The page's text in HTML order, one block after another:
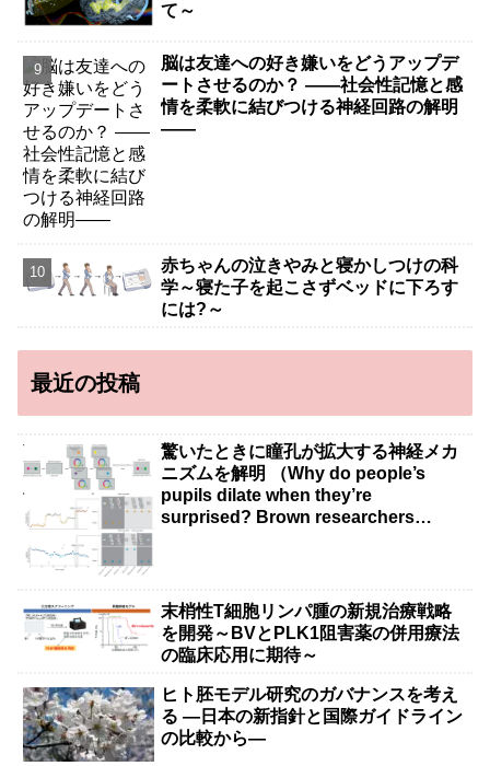
て～
脳は友達への好き嫌いをどうアップデ
ートさせるのか？ ――社会性記憶と感
情を柔軟に結びつける神経回路の解明
――
赤ちゃんの泣きやみと寝かしつけの科
学～寝た子を起こさずベッドに下ろす
には?～
最近の投稿
驚いたときに瞳孔が拡大する神経メカ
ニズムを解明 （Why do people’s
pupils dilate when they’re
surprised? Brown researchers
末梢性T細胞リンパ腫の新規治療戦略
を開発～BVとPLK1阻害薬の併用療法
の臨床応用に期待～
ヒト胚モデル研究のガバナンスを考え
る ―日本の新指針と国際ガイドライン
の比較から―